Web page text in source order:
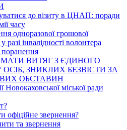
до візиту в ЦНАП: поради
часу
одноразової грошової
разі інвалідності волонтера
поранення
ВИТЯГ З ЄДИНОГО
ОСІБ, ЗНИКЛИХ БЕЗВІСТИ ЗА
ОБСТАВИН
Новокаховської міської ради
офіційне звернення?
та звернення